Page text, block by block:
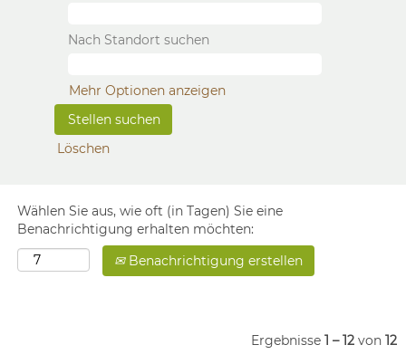
Nach Standort suchen
Mehr Optionen anzeigen
Löschen
Wählen Sie aus, wie oft (in Tagen) Sie eine
Benachrichtigung erhalten möchten:
Benachrichtigung erstellen
Ergebnisse 1 – 12 von 12